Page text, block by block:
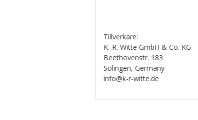
Tillverkare:
K.-R. Witte GmbH & Co. KG
Beethovenstr. 183
Solingen, Germany
info@k-r-witte.de